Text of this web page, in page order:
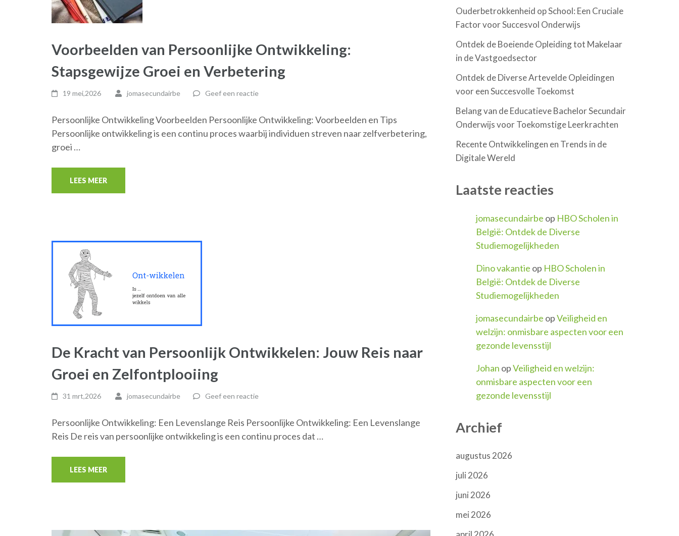
Voorbeelden van Persoonlijke Ontwikkeling:
Stapsgewijze Groei en Verbetering
19 mei,2026 jomasecundairbe Geef een reactie
Persoonlijke Ontwikkeling Voorbeelden Persoonlijke Ontwikkeling: Voorbeelden en Tips
Persoonlijke ontwikkeling is een continu proces waarbij individuen streven naar zelfverbetering,
groei …
LEES MEER
De Kracht van Persoonlijk Ontwikkelen: Jouw Reis naar
Groei en Zelfontplooiing
31 mrt,2026 jomasecundairbe Geef een reactie
Persoonlijke Ontwikkeling: Een Levenslange Reis Persoonlijke Ontwikkeling: Een Levenslange
Reis De reis van persoonlijke ontwikkeling is een continu proces dat …
LEES MEER
Ouderbetrokkenheid op School: Een Cruciale
Factor voor Succesvol Onderwijs
Ontdek de Boeiende Opleiding tot Makelaar
in de Vastgoedsector
Ontdek de Diverse Artevelde Opleidingen
voor een Succesvolle Toekomst
Belang van de Educatieve Bachelor Secundair
Onderwijs voor Toekomstige Leerkrachten
Recente Ontwikkelingen en Trends in de
Digitale Wereld
Laatste reacties
jomasecundairbe op HBO Scholen in
België: Ontdek de Diverse
Studiemogelijkheden
Dino vakantie op HBO Scholen in
België: Ontdek de Diverse
Studiemogelijkheden
jomasecundairbe opVeiligheid en
welzijn: onmisbare aspecten voor een
gezonde levensstijl
Johan opVeiligheid en welzijn:
onmisbare aspecten voor een
gezonde levensstijl
Archief
augustus 2026
juli 2026
juni 2026
mei 2026